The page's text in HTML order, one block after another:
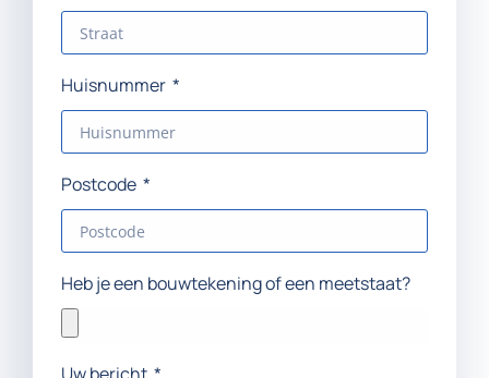
Huisnummer
Postcode
Heb je een bouwtekening of een meetstaat?